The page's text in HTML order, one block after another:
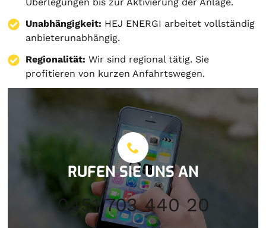
Unabhängigkeit: HEJ ENERGI arbeitet vollständig
anbieterunabhängig.
Regionalität: Wir sind regional tätig. Sie
profitieren von kurzen Anfahrtswegen.
RUFEN SIE UNS AN
0451 703 440 20